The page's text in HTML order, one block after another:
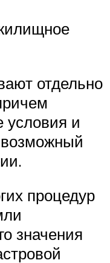
отдельно
условия и
процедур
значения